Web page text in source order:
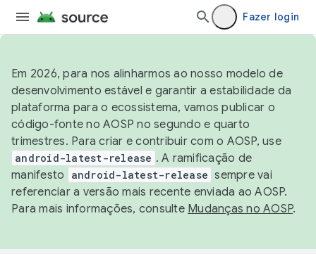
Fazer login
Em 2026, para nos alinharmos ao nosso modelo de
desenvolvimento estável e garantir a estabilidade da
plataforma para o ecossistema, vamos publicar o
código-fonte no AOSP no segundo e quarto
trimestres. Para criar e contribuir com o AOSP, use
android-latest-release . A ramificação de
manifesto
android-latest-release sempre vai
referenciar a versão mais recente enviada ao AOSP.
Para mais informações, consulte Mudanças no AOSP.